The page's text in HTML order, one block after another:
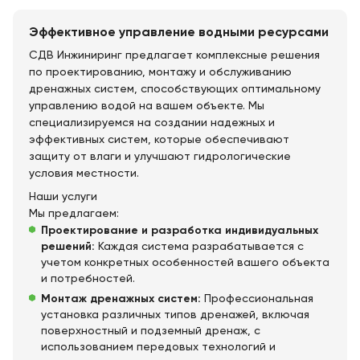
Эффективное управление водными ресурсами
СДВ Инжиниринг предлагает комплексные решения
по проектированию, монтажу и обслуживанию
дренажных систем, способствующих оптимальному
управлению водой на вашем объекте. Мы
специализируемся на создании надежных и
эффективных систем, которые обеспечивают
защиту от влаги и улучшают гидрологические
условия местности.
Наши услуги
Мы предлагаем:
Проектирование и разработка индивидуальных
решений: Каждая система разрабатывается с
учетом конкретных особенностей вашего объекта
и потребностей.
Монтаж дренажных систем: Профессиональная
установка различных типов дренажей, включая
поверхностный и подземный дренаж, с
использованием передовых технологий и